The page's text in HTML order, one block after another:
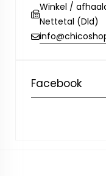
Winkel /
Nettetal (Dld)
Facebook